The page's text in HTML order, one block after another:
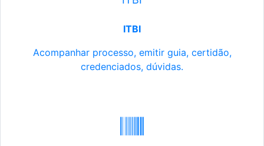
ITBI
Acompanhar processo, emitir guia, certidão,
credenciados, dúvidas.